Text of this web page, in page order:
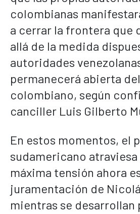
colombianas
a cerrar la frontera que
allá de la medida
autoridades
permanecerá abierta
colombiano, según
canciller Luis Gilberto
En estos momentos, el
sudamericano
máxima tensión ahora
juramentación de
mientras se desarrollan